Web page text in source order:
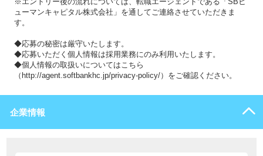
ューマンキャピタル株式会社」を通してご連絡させていただきま
す。
◆応募の秘密は厳守いたします。
◆応募いただく個人情報は採用業務にのみ利用いたします。
◆個人情報の取扱いについてはこちら
（http://agent.softbankhc.jp/privacy-policy/）をご確認ください。
企業情報